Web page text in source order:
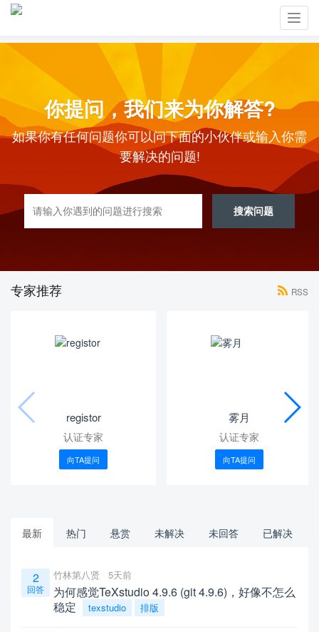
你提问，我们来为你解答?
如果你有任何问题你可以问下面的小伙伴或输入你需
要解决的问题!
搜索问题
专家推荐 RSS
registor
认证专家
向TA提问
雾月
认证专家
向TA提问
最新 热门 悬赏 未解决 未回答 已解决
2
回答
竹林第八贤 5天前
为何感觉TeXstudio 4.9.6 (git 4.9.6)，好像不怎么
稳定
texstudio 排版